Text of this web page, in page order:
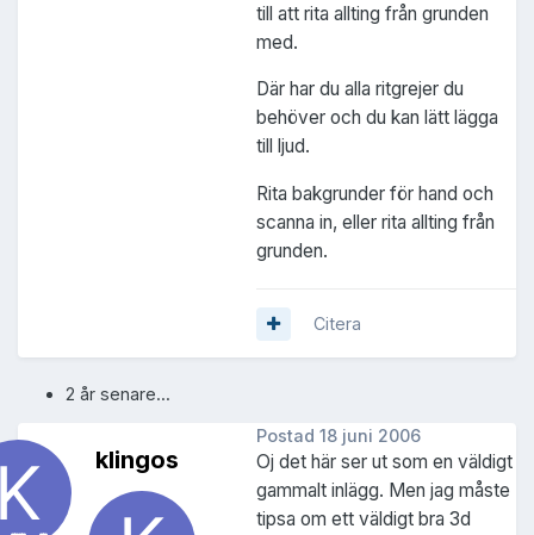
till att rita allting från grunden
med.
Där har du alla ritgrejer du
behöver och du kan lätt lägga
till ljud.
Rita bakgrunder för hand och
scanna in, eller rita allting från
grunden.
Citera
2 år senare...
klingos
Postad 18 juni 2006
Oj det här ser ut som en väldigt
gammalt inlägg. Men jag måste
tipsa om ett väldigt bra 3d